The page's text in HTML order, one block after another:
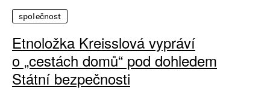
společnost
Etnoložka Kreisslová vypráví
o „cestách domů“ pod dohledem
Státní bezpečnosti